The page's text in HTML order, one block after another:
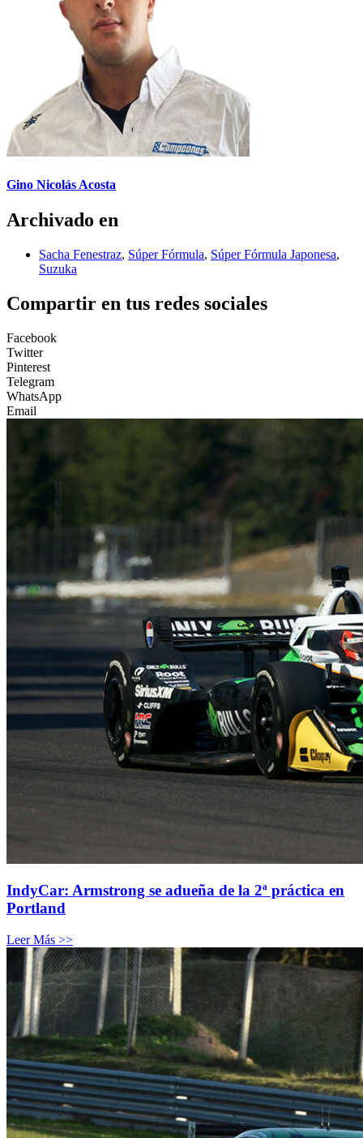
Gino Nicolás Acosta
Archivado en
Sacha Fenestraz, Súper Fórmula, Súper Fórmula Japonesa,
Suzuka
Compartir en tus redes sociales
Facebook
Twitter
Pinterest
Telegram
WhatsApp
Email
IndyCar: Armstrong se adueña de la 2ª práctica en
Portland
Leer Más >>